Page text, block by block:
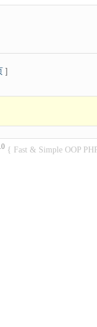
]
{ Fast & Simple OOP